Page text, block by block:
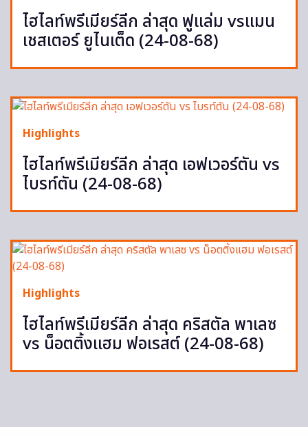
ไฮไลท์พรีเมียร์ลีก ล่าสุด ฟูแล่ม vsแมน
เชสเตอร์ ยูไนเต็ด (24-08-68)
Highlights
ไฮไลท์พรีเมียร์ลีก ล่าสุด เอฟเวอร์ตัน vs
ไบรท์ตัน (24-08-68)
Highlights
ไฮไลท์พรีเมียร์ลีก ล่าสุด คริสตัล พาเลซ
vs น็อตติ้งแฮม ฟอเรสต์ (24-08-68)